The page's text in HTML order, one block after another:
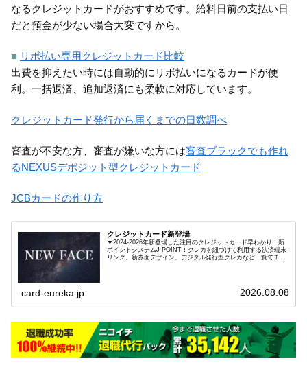
なるクレジットカードがおすすめです。給料日前の支払い日
だと預金が少ない場合大変ですから。
■ リボ払い専用クレジットカード比較
出費を抑えたい時には自動的にリボ払いになるカードが便
利。一括返済、追加返済にも柔軟に対応しています。
クレジットカード発行から届くまでの日数調べ
審査が不安な方、審査が嫌いな方には審査ブラックでも作れ
るNEXUSデポジット型クレジットカード
JCBカードの作り方
クレジットカード新登場
▼2024-2026年新登場した注目のクレジットカード早わかり！新
ポイントシステムJ-POINT！クレカを紐づけて利用する決済端末
リング。新券面デザイン、デジタル発行型クレカなど一覧でチェ
card-eureka.jp 2026.08.08